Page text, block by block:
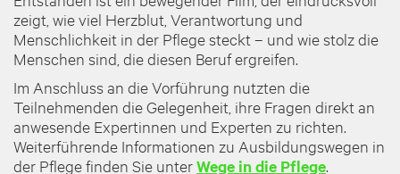
zeigt, wie viel Herzblut, Verantwortung und
Menschlichkeit in der Pflege steckt – und wie stolz die
Menschen sind, die diesen Beruf ergreifen.
Im Anschluss an die Vorführung nutzten die
Teilnehmenden die Gelegenheit, ihre Fragen direkt an
anwesende Expertinnen und Experten zu richten.
Weiterführende Informationen zu Ausbildungswegen in
der Pflege finden Sie unterWege in die Pflege